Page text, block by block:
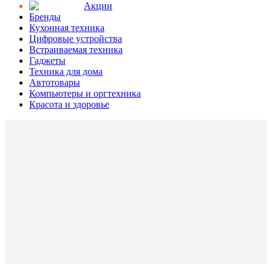
Aкции
Бренды
Кухонная техника
Цифровые устройства
Встраиваемая техника
Гаджеты
Техника для дома
Автотовары
Компьютеры и оргтехника
Красота и здоровье